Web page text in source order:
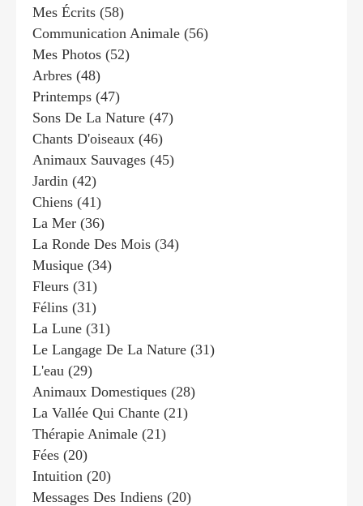
Mes Écrits (58)
Communication Animale (56)
Mes Photos (52)
Arbres (48)
Printemps (47)
Sons De La Nature (47)
Chants D'oiseaux (46)
Animaux Sauvages (45)
Jardin (42)
Chiens (41)
La Mer (36)
La Ronde Des Mois (34)
Musique (34)
Fleurs (31)
Félins (31)
La Lune (31)
Le Langage De La Nature (31)
L'eau (29)
Animaux Domestiques (28)
La Vallée Qui Chante (21)
Thérapie Animale (21)
Fées (20)
Intuition (20)
Messages Des Indiens (20)